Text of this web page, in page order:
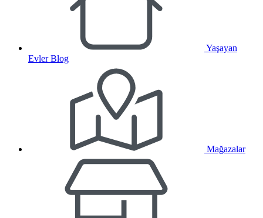
Yaşayan
Evler Blog
Mağazalar